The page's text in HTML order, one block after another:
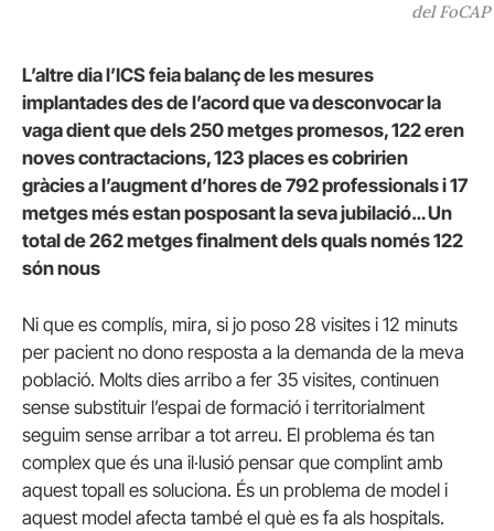
del FoCAP
L’altre dia l’ICS feia balanç de les mesures
implantades des de l’acord que va desconvocar la
vaga dient que dels 250 metges promesos, 122 eren
noves contractacions, 123 places es cobririen
gràcies a l’augment d’hores de 792 professionals i 17
metges més estan posposant la seva jubilació… Un
total de 262 metges finalment dels quals només 122
són nous
Ni que es complís, mira, si jo poso 28 visites i 12 minuts
per pacient no dono resposta a la demanda de la meva
població. Molts dies arribo a fer 35 visites, continuen
sense substituir l’espai de formació i territorialment
seguim sense arribar a tot arreu. El problema és tan
complex que és una il·lusió pensar que complint amb
aquest topall es soluciona. És un problema de model i
aquest model afecta també el què es fa als hospitals.